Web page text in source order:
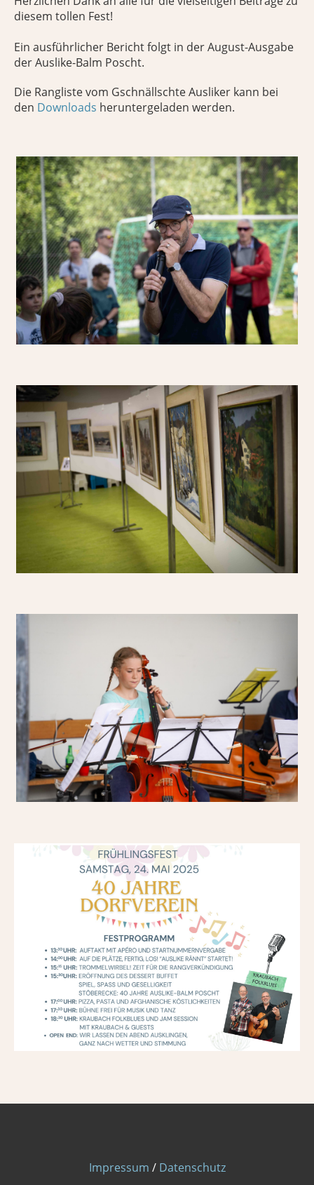
diesem tollen Fest!
Ein ausführlicher Bericht folgt in der August-Ausgabe
der Auslike-Balm Poscht.
Die Rangliste vom Gschnällschte Ausliker kann bei
den Downloads heruntergeladen werden.
Impressum / Datenschutz